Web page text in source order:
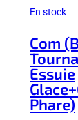
En stock
Com
Essuie
Phare)